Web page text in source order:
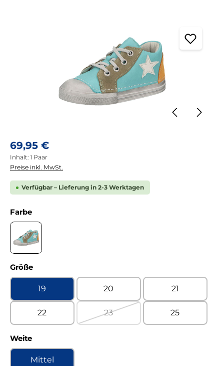
Regulärer Preis:
69,95 €
Inhalt: 1 Paar
Preise inkl. MwSt.
Verfügbar – Lieferung in 2-3 Werktagen
Farbeauswählen
Größeauswählen
19 20 21
22 23 25
Weiteauswählen
Mittel